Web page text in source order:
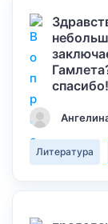
спасибо!
Литература